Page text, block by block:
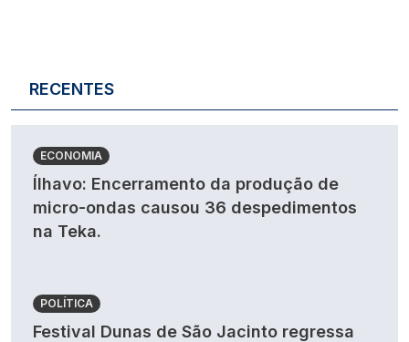
RECENTES
ECONOMIA
Ílhavo: Encerramento da produção de
micro-ondas causou 36 despedimentos
na Teka.
POLÍTICA
Festival Dunas de São Jacinto regressa